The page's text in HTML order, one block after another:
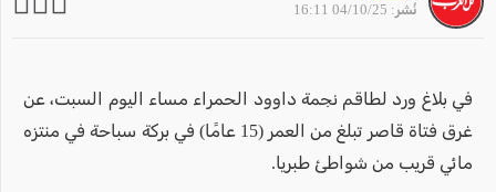
نُشر: 04/10/25 16:11
في بلاغ ورد لطاقم نجمة داوود الحمراء مساء اليوم السبت، عن
غرق فتاة قاصر تبلغ من العمر (15 عامًا) في بركة سباحة في منتزه
مائي قريب من شواطئ طبريا.